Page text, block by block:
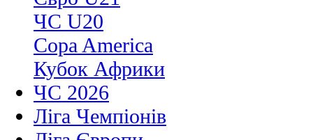
ЧС U20
Copa America
Кубок Африки
ЧС 2026
Ліга Чемпіонів